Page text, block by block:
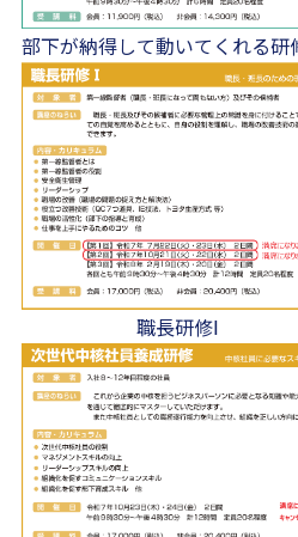
部下が納得して動いてくれる
職長研修Ⅰ